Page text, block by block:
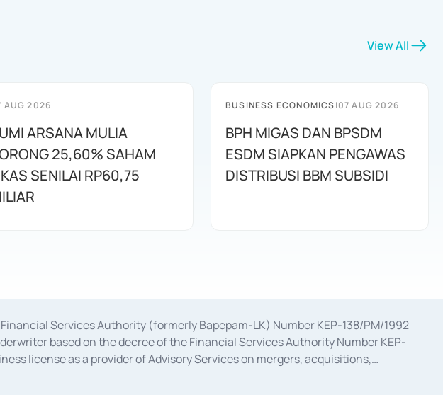
View All
AUG 2026
ARSANA MULIA
25,60% SAHAM
SENILAI RP60,75
BUSINESS ECONOMICS|07 AUG 2026
BPH MIGAS DAN BPSDM
ESDM SIAPKAN PENGAWAS
DISTRIBUSI BBM SUBSIDI
Services Authority (formerly Bapepam-LK) Number KEP-138/PM/1992
based on the decree of the Financial Services Authority Number KEP-
license as a provider of Advisory Services on mergers, acquisitions,
PM.21/2014 dated February 28, 2014, a business license as a provider of